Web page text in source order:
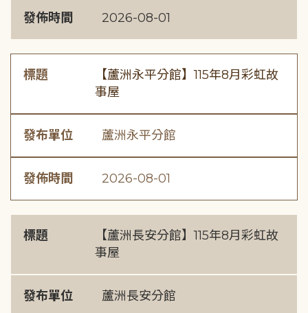
發佈時間 2026-08-01
標題
【蘆洲永平分館】115年8月彩虹故
事屋
發布單位 蘆洲永平分館
發佈時間 2026-08-01
標題
【蘆洲長安分館】115年8月彩虹故
事屋
發布單位 蘆洲長安分館